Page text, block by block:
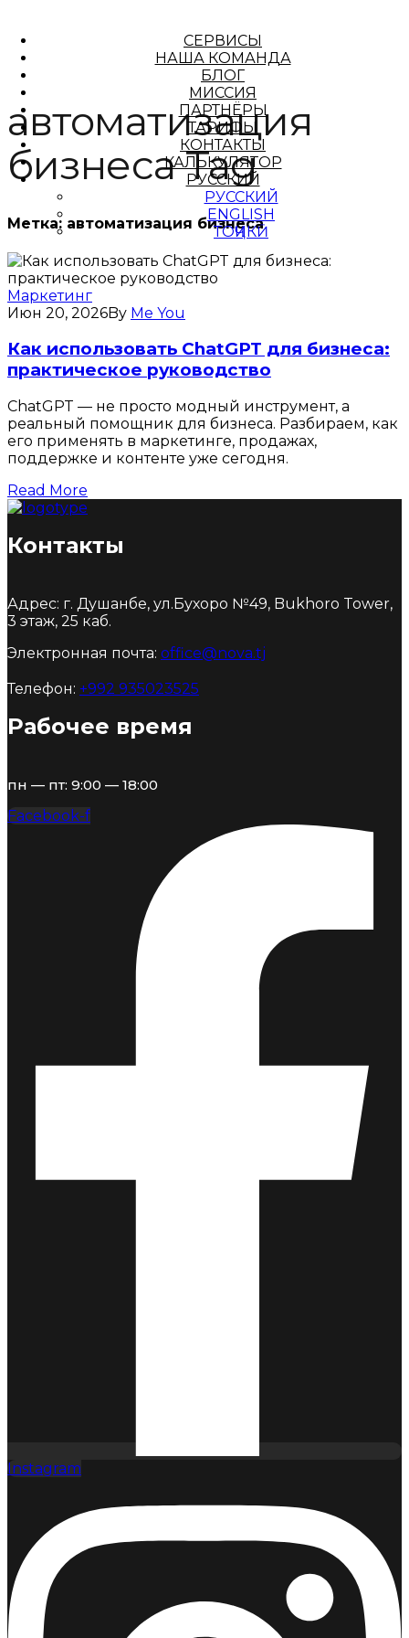
СЕРВИСЫ
НАША КОМАНДА
БЛОГ
МИССИЯ
ПАРТНЁРЫ
ТАРИФЫ
КОНТАКТЫ
КАЛЬКУЛЯТОР
РУССКИЙ
РУССКИЙ
ENGLISH
ТОҶИКӢ
автоматизация
бизнеса Tag
Метка: автоматизация бизнеса
Маркетинг
Июн 20, 2026By Me You
Как использовать ChatGPT для бизнеса:
практическое руководство
ChatGPT — не просто модный инструмент, а
реальный помощник для бизнеса. Разбираем, как
его применять в маркетинге, продажах,
поддержке и контенте уже сегодня.
Read More
Контакты
Адрес: г. Душанбе, ул.Бухоро №49, Bukhoro Tower,
3 этаж, 25 каб.
Электронная почта: office@nova.tj
Телефон: +992 935023525
Рабочее время
пн — пт: 9:00 — 18:00
Facebook-f
Instagram